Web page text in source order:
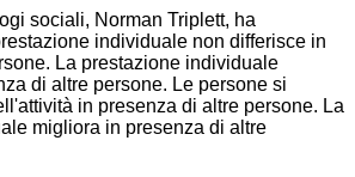
sociali, Norman Triplett, ha
individuale non differisce in
La prestazione individuale
di altre persone. Le persone si
in presenza di altre persone. La
migliora in presenza di altre